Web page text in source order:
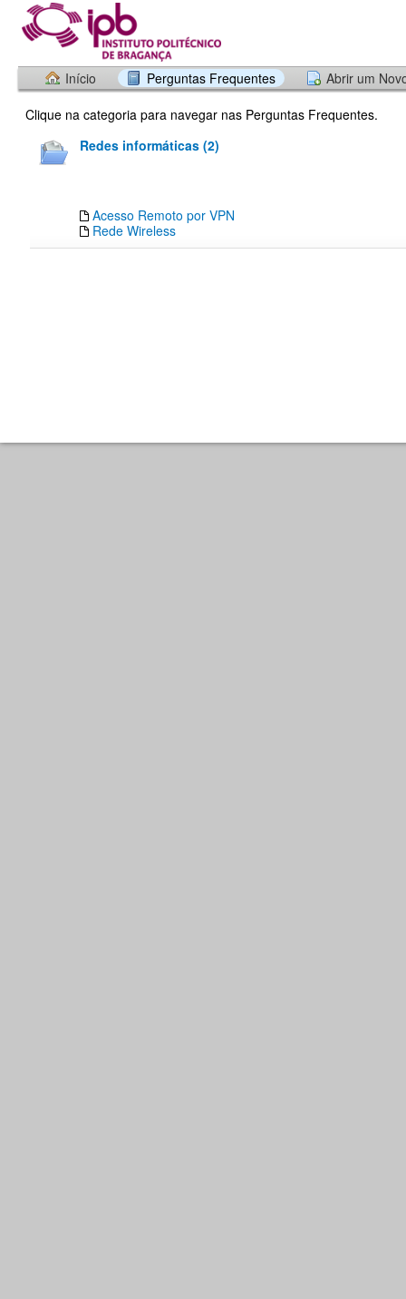
Início Perguntas Frequentes
Abrir um
Clique na categoria para navegar nas Perguntas Frequentes.
Redes informáticas (2)
Acesso Remoto por VPN
Rede Wireless